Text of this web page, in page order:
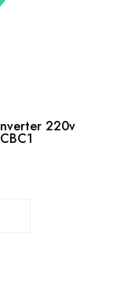
220v